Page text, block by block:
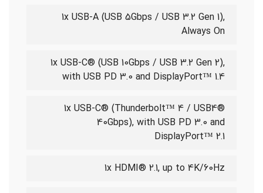
1x USB-A (USB 5Gbps / USB 3.2 Gen 1),
Always On
1x USB-C® (USB 10Gbps / USB 3.2 Gen 2),
with USB PD 3.0 and DisplayPort™ 1.4
1x USB-C® (Thunderbolt™ 4 / USB4®
40Gbps), with USB PD 3.0 and
DisplayPort™ 2.1
1x HDMI® 2.1, up to 4K/60Hz